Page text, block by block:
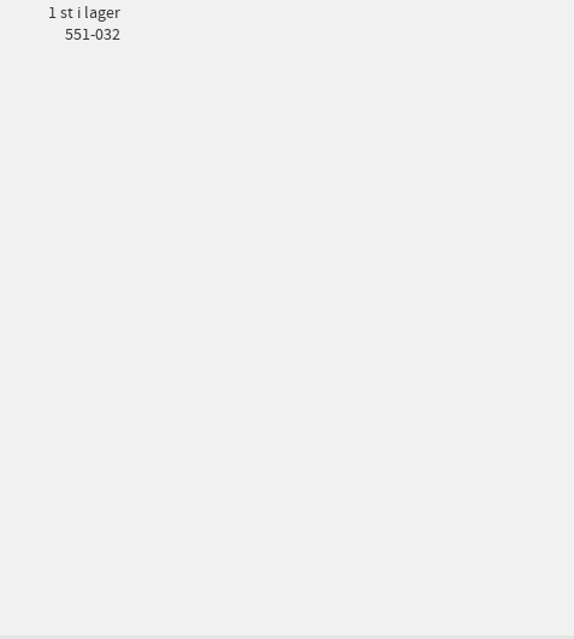
1 st i lager
551-032